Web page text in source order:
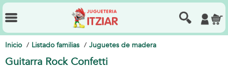
Inicio Listado familias Juguetes de madera
Guitarra Rock Confetti